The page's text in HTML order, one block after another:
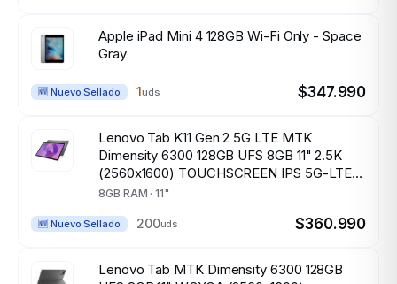
Apple iPad Mini 4 128GB Wi-Fi Only - Space
Gray
🆕 Nuevo Sellado 1uds $347.990
Lenovo Tab K11 Gen 2 5G LTE MTK
Dimensity 6300 128GB UFS 8GB 11" 2.5K
(2560x1600) TOUCHSCREEN IPS 5G-LTE
Android OS 2 Cameras LUNA GREY
8GB RAM · 11"
🆕 Nuevo Sellado 200uds $360.990
Lenovo Tab MTK Dimensity 6300 128GB